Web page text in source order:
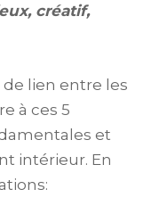
créatif,
de lien entre les
à ces 5
et
intérieur. En